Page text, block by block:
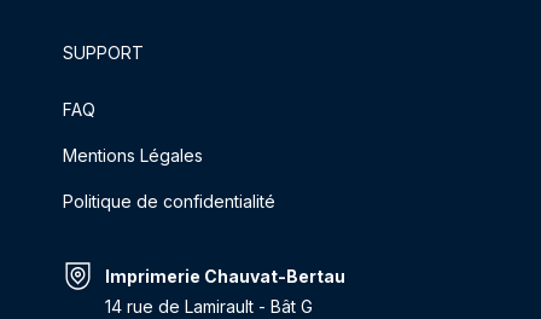
SUPPORT
FAQ
Mentions Légales
Politique de confidentialité
Imprimerie Chauvat-Bertau
14 rue de Lamirault - Bât G